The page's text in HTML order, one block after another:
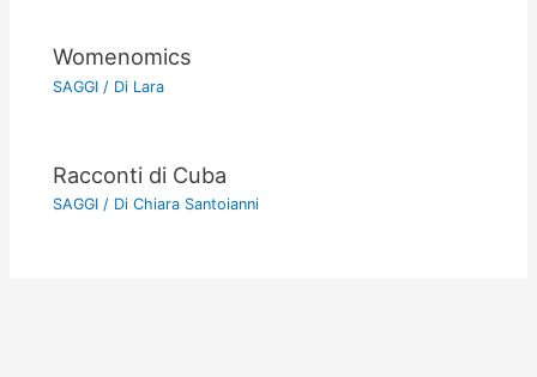
Womenomics
SAGGI / Di Lara
Racconti di Cuba
SAGGI / DiChiara Santoianni